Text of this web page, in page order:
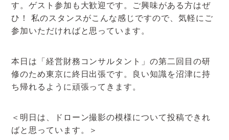
す。ゲスト参加も大歓迎です。ご興味がある方はぜ
ひ！ 私のスタンスがこんな感じですので、気軽にご
参加いただければと思っています。
本日は「経営財務コンサルタント」の第二回目の研
修のため東京に終日出張です。良い知識を沼津に持
ち帰れるように頑張ってきます。
＜明日は、ドローン撮影の模様について投稿できれ
ばと思っています。＞